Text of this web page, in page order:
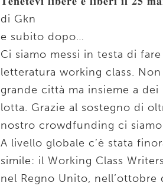
di Gkn
e subito dopo…
Ci siamo messi in testa di
letteratura working class.
grande città ma insieme a
lotta. Grazie al sostegno di
nostro crowdfunding ci
A livello globale c’è stata
simile: il Working Class
nel Regno Unito,